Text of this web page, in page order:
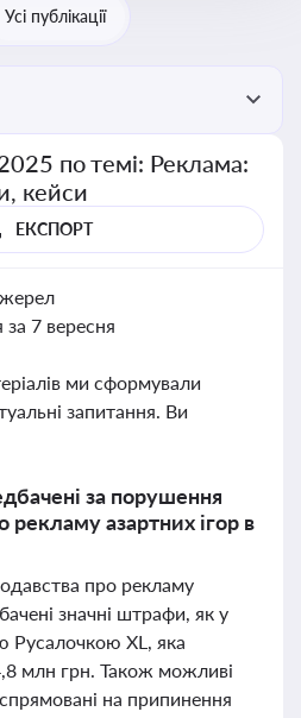
Усі публікації
по темі: Реклама:
кейси
ЕКСПОРТ
за 7 вересня
ми сформували
запитання. Ви
за порушення
рекламу азартних ігор в
про рекламу
значні штрафи, як у
Русалочкою XL, яка
млн грн. Також можливі
на припинення